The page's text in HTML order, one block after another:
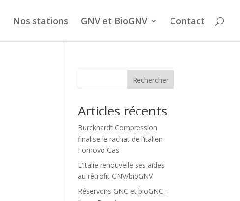
Nos stations GNV et BioGNV Contact
Rechercher
Articles récents
Burckhardt Compression
finalise le rachat de l’italien
Fornovo Gas
L’Italie renouvelle ses aides
au rétrofit GNV/bioGNV
Réservoirs GNC et bioGNC :